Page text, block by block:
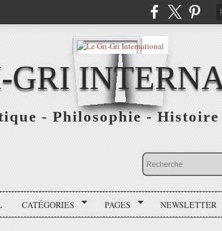
GRI
- Philosophie - Histoire
CATÉGORIES PAGES NEWSLETTER